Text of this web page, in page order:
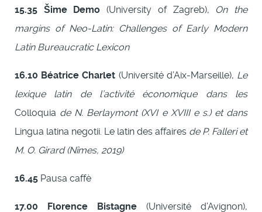
15.35 Šime Demo (University of Zagreb), On the
margins of Neo-Latin: Challenges of Early Modern
Latin Bureaucratic Lexicon
16.10 Béatrice Charlet (Université d’Aix-Marseille), Le
lexique latin de l’activité économique dans les
Colloquia de N. Berlaymont (XVI e XVIII e s.) et dans
Lingua latina negotii. Le latin des affaires de P. Falleri et
M. O. Girard (Nîmes, 2019)
16.45 Pausa caffè
17.00 Florence Bistagne (Université d’Avignon),